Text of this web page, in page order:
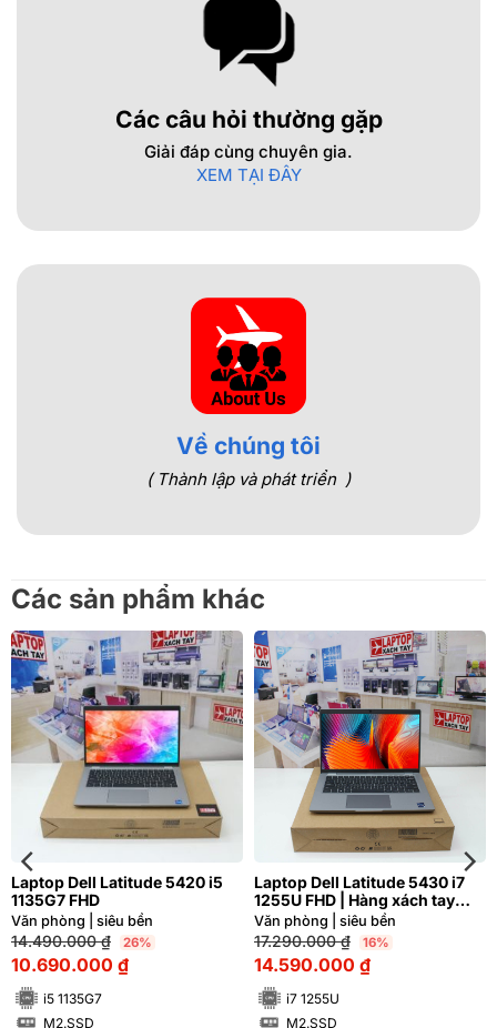
Các câu hỏi thường gặp
Giải đáp cùng chuyên gia.
XEM TẠI ĐÂY
Về chúng tôi
( Thành lập và phát triển )
Các sản phẩm khác
Laptop Dell Latitude 5420 i5
1135G7 FHD
Văn phòng | siêu bền
14.490.000₫ 26%
10.690.000 ₫
i5 1135G7
SSD M2.SSD
Laptop Dell Latitude 5430 i7
1255U FHD | Hàng xách tay
99%
Văn phòng | siêu bền
17.290.000₫ 16%
14.590.000 ₫
i7 1255U
SSD M2.SSD